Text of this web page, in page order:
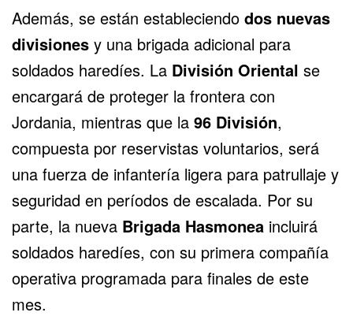
Además, se están estableciendo dos nuevas
divisiones y una brigada adicional para
soldados haredíes. La División Oriental se
encargará de proteger la frontera con
Jordania, mientras que la 96 División,
compuesta por reservistas voluntarios, será
una fuerza de infantería ligera para patrullaje y
seguridad en períodos de escalada. Por su
parte, la nueva Brigada Hasmonea incluirá
soldados haredíes, con su primera compañía
operativa programada para finales de este
mes.